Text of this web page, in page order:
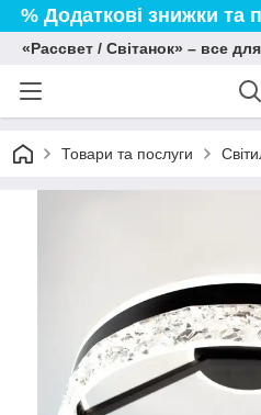
% Додаткові знижки та
«Рассвет / Світанок» – все
Товари та послуги